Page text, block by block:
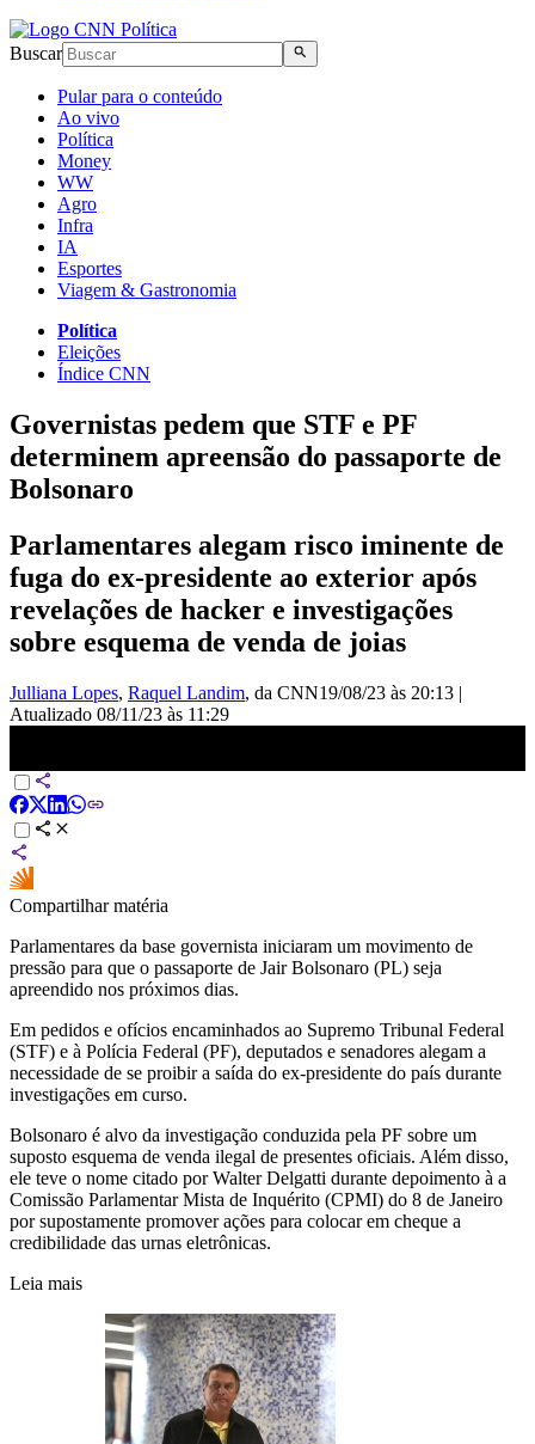
Buscar
Pular para o conteúdo
Ao vivo
Política
Money
WW
Agro
Infra
IA
Esportes
Viagem & Gastronomia
Política
Eleições
Índice CNN
Governistas pedem que STF e PF
determinem apreensão do passaporte de
Bolsonaro
Parlamentares alegam risco iminente de
fuga do ex-presidente ao exterior após
revelações de hacker e investigações
sobre esquema de venda de joias
Julliana Lopes, Raquel Landim, da CNN19/08/23 às 20:13 |
Atualizado 08/11/23 às 11:29
Compartilhar matéria
Parlamentares da base governista iniciaram um movimento de
pressão para que o passaporte de Jair Bolsonaro (PL) seja
apreendido nos próximos dias.
Em pedidos e ofícios encaminhados ao Supremo Tribunal Federal
(STF) e à Polícia Federal (PF), deputados e senadores alegam a
necessidade de se proibir a saída do ex-presidente do país durante
investigações em curso.
Bolsonaro é alvo da investigação conduzida pela PF sobre um
suposto esquema de venda ilegal de presentes oficiais. Além disso,
ele teve o nome citado por Walter Delgatti durante depoimento à a
Comissão Parlamentar Mista de Inquérito (CPMI) do 8 de Janeiro
por supostamente promover ações para colocar em cheque a
credibilidade das urnas eletrônicas.
Leia mais